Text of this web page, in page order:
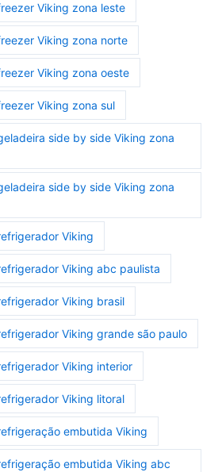
Viking zona leste
Viking zona norte
Viking zona oeste
Viking zona sul
side by side Viking zona
side by side Viking zona
Viking
Viking abc paulista
Viking brasil
Viking grande são paulo
Viking interior
Viking litoral
embutida Viking
embutida Viking abc